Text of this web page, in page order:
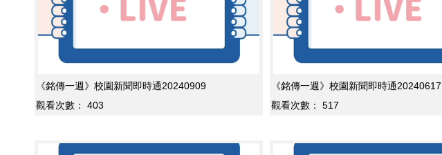
《銘傳一週》校園新聞即時通20240909
觀看次數：
403
《銘傳一週》校園新聞即時通20240617
觀看次數：
517